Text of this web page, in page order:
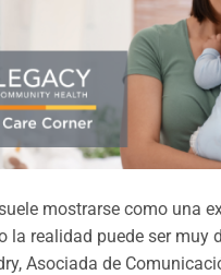
mostrarse como una
la realidad puede ser muy
Asociada de